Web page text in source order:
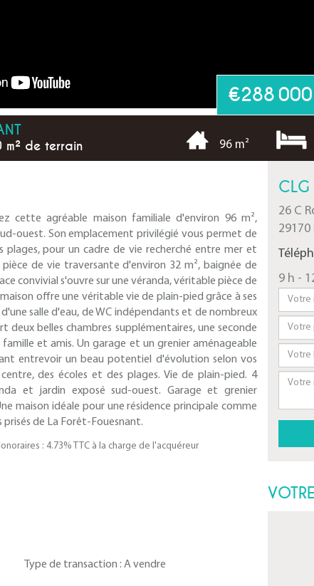
€288 000
m² de terrain 96 m²
cette agréable maison familiale d'environ 96 m²,
ouest. Son emplacement privilégié vous permet de
plages, pour un cadre de vie recherché entre mer et
de vie traversante d'environ 32 m², baignée de
convivial s'ouvre sur une véranda, véritable pièce de
offre une véritable vie de plain-pied grâce à ses
salle d'eau, de WC indépendants et de nombreux
deux belles chambres supplémentaires, une seconde
et amis. Un garage et un grenier aménageable
entrevoir un beau potentiel d'évolution selon vos
des écoles et des plages. Vie de plain-pied. 4
et jardin exposé sud-ouest. Garage et grenier
maison idéale pour une résidence principale comme
prisés de La Forêt-Fouesnant.
: 4.73% TTC à la charge de l'acquéreur
Type de transaction : A vendre
CLG
26 C
29170
9 h -